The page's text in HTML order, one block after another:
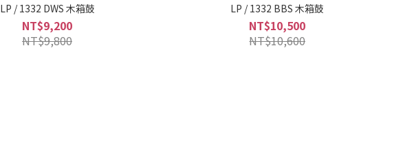
LP / 1332 DWS 木箱鼓
NT$9,200
NT$9,800
LP / 1332 BBS 木箱鼓
NT$10,500
NT$10,600